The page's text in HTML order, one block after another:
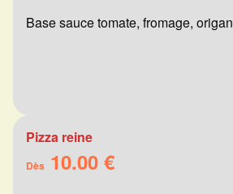
Base sauce tomate, fromage, origan
Pizza reine
Dès 10.00 €